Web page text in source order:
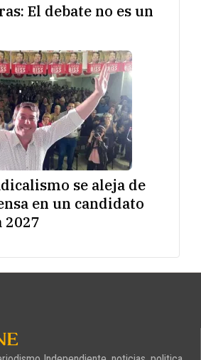
El debate no es un
se aleja de
en un candidato